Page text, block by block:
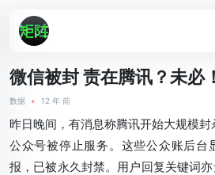
微信被封 责在腾讯？未必！
数据 • 12 年 前
昨日晚间，有消息称腾讯开始大规模
公众号被停止服务。这些公众账后台
报，已被永久封禁。用户回复关键词